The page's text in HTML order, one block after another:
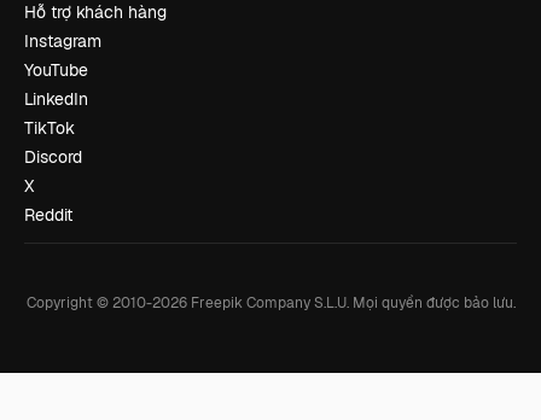
Hỗ trợ khách hàng
Instagram
YouTube
LinkedIn
TikTok
Discord
X
Reddit
Copyright © 2010-2026Freepik Company S.L.U. Mọi quyền được bảo lưu.